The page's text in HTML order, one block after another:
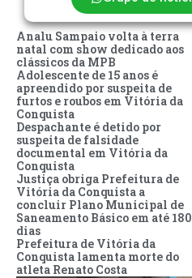
Analu Sampaio volta à terra
natal com show dedicado aos
clássicos da MPB
Adolescente de 15 anos é
apreendido por suspeita de
furtos e roubos em Vitória da
Conquista
Despachante é detido por
suspeita de falsidade
documental em Vitória da
Conquista
Justiça obriga Prefeitura de
Vitória da Conquista a
concluir Plano Municipal de
Saneamento Básico em até 180
dias
Prefeitura de Vitória da
Conquista lamenta morte do
atleta Renato Costa